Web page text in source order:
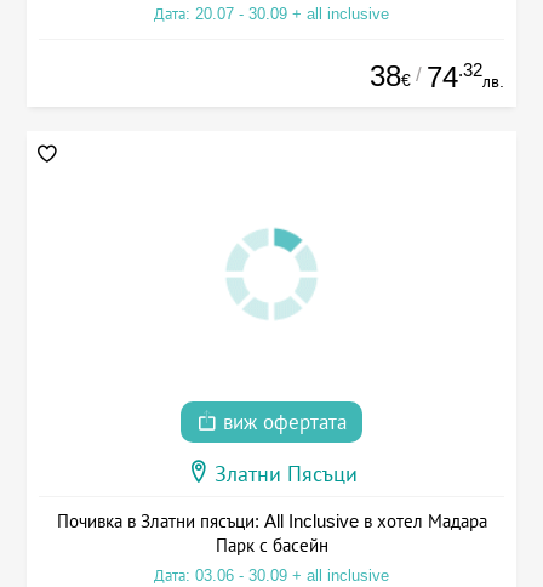
Дата: 20.07 - 30.09 + all inclusive
38€ / 74.32
лв.
виж офертата
Златни Пясъци
Почивка в Златни пясъци: All Inclusive в хотел Мадара
Парк с басейн
Дата: 03.06 - 30.09 + all inclusive